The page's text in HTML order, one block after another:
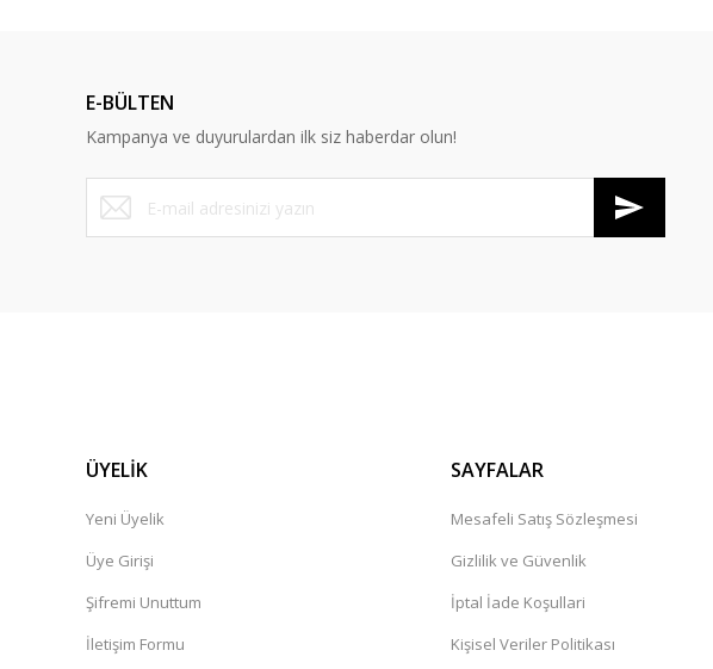
E-BÜLTEN
Kampanya ve duyurulardan ilk siz haberdar olun!
ÜYELİK
Yeni Üyelik
Üye Girişi
Şifremi Unuttum
İletişim Formu
SAYFALAR
Mesafeli Satış Sözleşmesi
Gizlilik ve Güvenlik
İptal İade Koşullari
Kişisel Veriler Politikası